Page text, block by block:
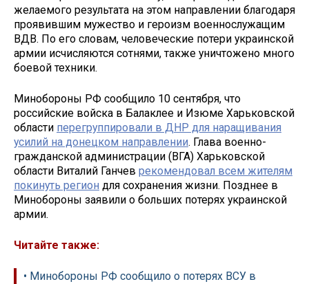
желаемого результата на этом направлении благодаря
проявившим мужество и героизм военнослужащим
ВДВ. По его словам, человеческие потери украинской
армии исчисляются сотнями, также уничтожено много
боевой техники.
Минобороны РФ сообщило 10 сентября, что
российские войска в Балаклее и Изюме Харьковской
области перегруппировали в ДНР для наращивания
усилий на донецком направлении. Глава военно-
гражданской администрации (ВГА) Харьковской
области Виталий Ганчев рекомендовал всем жителям
покинуть регион для сохранения жизни. Позднее в
Минобороны заявили о больших потерях украинской
армии.
Читайте также:
• Минобороны РФ сообщило о потерях ВСУ в